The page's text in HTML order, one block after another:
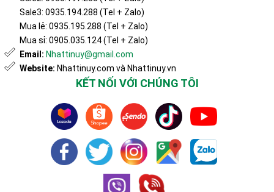
Sale3: 0935.194.288 (Tel + Zalo)
Mua lẻ: 0935.195.288 (Tel + Zalo)
Mua sỉ: 0905.035.124 (Tel + Zalo)
Email: Nhattinuy@gmail.com
Website: Nhattinuy.com và Nhattinuy.vn
KẾT NỐI VỚI CHÚNG TÔI